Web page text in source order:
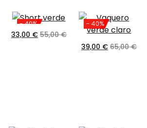
- 40%
33,00 € 55,00€
- 40%
39,00 € 65,00€